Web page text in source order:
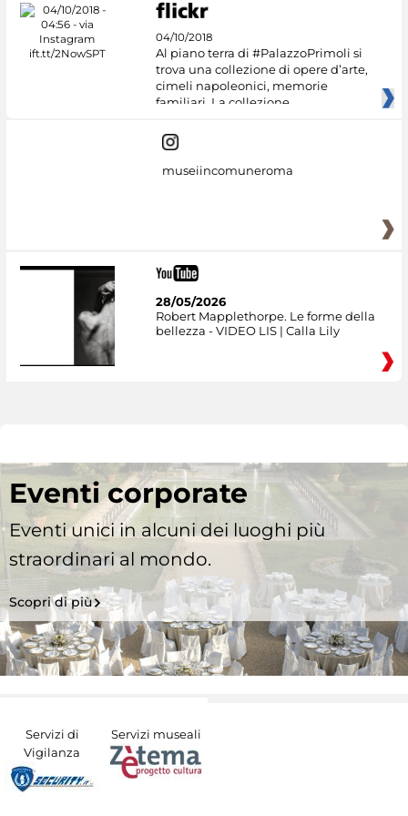
04/10/2018
Al piano terra di #PalazzoPrimoli si
trova una collezione di opere d’arte,
cimeli napoleonici, memorie
familiari. La collezione
museiincomuneroma
28/05/2026
Robert Mapplethorpe. Le forme della
bellezza - VIDEO LIS | Calla Lily
Eventi corporate
Eventi unici in alcuni dei luoghi più
straordinari al mondo.
Scopri di più
Servizi di
Vigilanza
Servizi museali